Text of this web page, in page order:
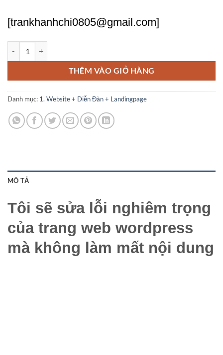
[trankhanhchi0805@gmail.com]
THÊM VÀO GIỎ HÀNG
Danh mục: 1. Website + Diễn Đàn + Landingpage
MÔ TẢ
Tôi sẽ sửa lỗi nghiêm trọng
của trang web wordpress
mà không làm mất nội dung